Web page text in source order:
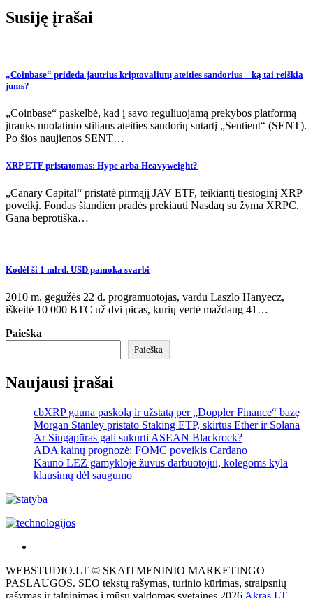
Susiję įrašai
„Coinbase“ prideda jautrius kriptovaliutų ateities sandorius – ką tai reiškia
jums?
„Coinbase“ paskelbė, kad į savo reguliuojamą prekybos platformą
įtrauks nuolatinio stiliaus ateities sandorių sutartį „Sentient“ (SENT).
Po šios naujienos SENT…
XRP ETF pristatomas: Hype arba Heavyweight?
„Canary Capital“ pristatė pirmąjį JAV ETF, teikiantį tiesioginį XRP
poveikį. Fondas šiandien pradės prekiauti Nasdaq su žyma XRPC.
Gana beprotiška…
Kodėl ši 1 mlrd. USD pamoka svarbi
2010 m. gegužės 22 d. programuotojas, vardu Laszlo Hanyecz,
iškeitė 10 000 BTC už dvi picas, kurių vertė maždaug 41…
Paieška
Paieška
Naujausi įrašai
cbXRP gauna paskolą ir užstatą per „Doppler Finance“ bazę
Morgan Stanley pristato Staking ETP, skirtus Ether ir Solana
Ar Singapūras gali sukurti ASEAN Blackrock?
ADA kainų prognozė: FOMC poveikis Cardano
Kauno LEZ gamykloje žuvus darbuotojui, kolegoms kyla
klausimų dėl saugumo
tai
žemės
WEBSTUDIO.LT © SKAITMENINIO MARKETINGO
PASLAUGOS. SEO tekstų rašymas, turinio kūrimas, straipsnių
rašymas ir talpinimas į mūsų valdomas svetaines.2026 Akras.LT |